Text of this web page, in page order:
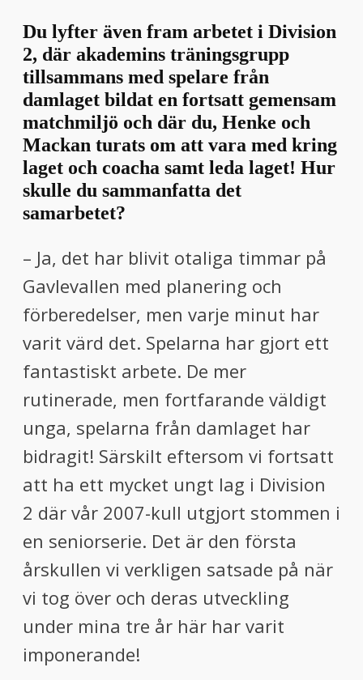
Du lyfter även fram arbetet i Division
2, där akademins träningsgrupp
tillsammans med spelare från
damlaget bildat en fortsatt gemensam
matchmiljö och där du, Henke och
Mackan turats om att vara med kring
laget och coacha samt leda laget! Hur
skulle du sammanfatta det
samarbetet?
– Ja, det har blivit otaliga timmar på
Gavlevallen med planering och
förberedelser, men varje minut har
varit värd det. Spelarna har gjort ett
fantastiskt arbete. De mer
rutinerade, men fortfarande väldigt
unga, spelarna från damlaget har
bidragit! Särskilt eftersom vi fortsatt
att ha ett mycket ungt lag i Division
2 där vår 2007-kull utgjort stommen i
en seniorserie. Det är den första
årskullen vi verkligen satsade på när
vi tog över och deras utveckling
under mina tre år här har varit
imponerande!